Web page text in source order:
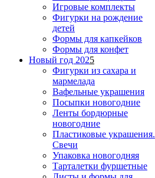
Игровые комплекты
Фигурки на рождение
детей
Формы для капкейков
Формы для конфет
Новый год 2025
Фигурки из сахара и
мармелада
Вафельные украшения
Посыпки новогодние
Ленты бордюрные
новогодние
Пластиковые украшения.
Свечи
Упаковка новогодняя
Тарталетки фуршетные